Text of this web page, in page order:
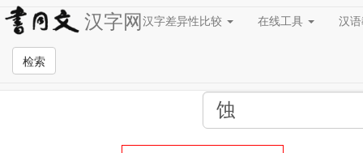
汉字网汉字差异性比较 在线工具 汉
检索
全站检索页面